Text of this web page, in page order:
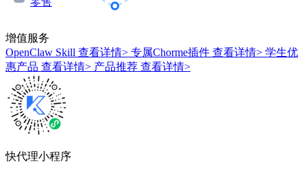
增值服务
OpenClaw Skill 查看详情> 专属Chorme插件 查看详情> 学生优
惠产品 查看详情> 产品推荐 查看详情>
快代理小程序